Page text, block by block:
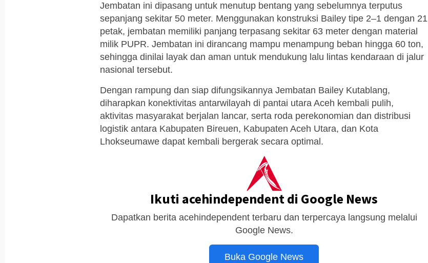
Jembatan ini dipasang untuk menutup bentang yang sebelumnya terputus
sepanjang sekitar 50 meter. Menggunakan konstruksi Bailey tipe 2–1 dengan 21
petak, jembatan memiliki panjang terpasang sekitar 63 meter dengan material
milik PUPR. Jembatan ini dirancang mampu menampung beban hingga 60 ton,
sehingga dinilai layak dan aman untuk mendukung lalu lintas kendaraan di jalur
nasional tersebut.
Dengan rampung dan siap difungsikannya Jembatan Bailey Kutablang,
diharapkan konektivitas antarwilayah di pantai utara Aceh kembali pulih,
aktivitas masyarakat berjalan lancar, serta roda perekonomian dan distribusi
logistik antara Kabupaten Bireuen, Kabupaten Aceh Utara, dan Kota
Lhokseumawe dapat kembali bergerak secara optimal.
Ikuti acehindependent di Google News
Dapatkan berita acehindependent terbaru dan terpercaya langsung melalui
Google News.
Buka Google News